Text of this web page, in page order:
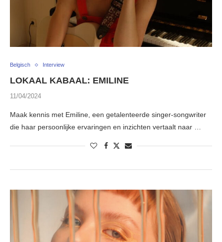
Belgisch Interview
LOKAAL KABAAL: EMILINE
11/04/2024
Maak kennis met Emiline, een getalenteerde singer-songwriter
die haar persoonlijke ervaringen en inzichten vertaalt naar …